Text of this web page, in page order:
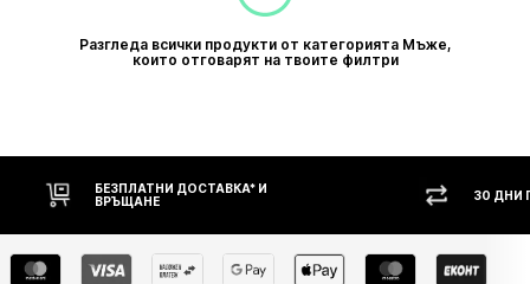
Разгледа всички продукти от категорията Мъже,
които отговарят на твоите филтри
ДОСТАВКА* И
30 ДНИ ПРАВО НА ВРЪЩАНЕ